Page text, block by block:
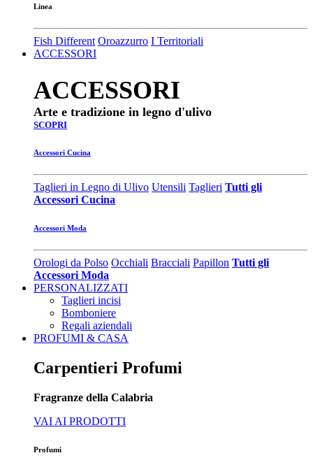
Linea
Fish Different Oroazzurro I Territoriali
ACCESSORI
ACCESSORI
Arte e tradizione in legno d'ulivo
SCOPRI
Accessori Cucina
Taglieri in Legno di Ulivo Utensili Taglieri Tutti gli
Accessori Cucina
Accessori Moda
Orologi da Polso Occhiali Bracciali Papillon Tutti gli
Accessori Moda
PERSONALIZZATI
Taglieri incisi
Bomboniere
Regali aziendali
PROFUMI & CASA
Carpentieri Profumi
Fragranze della Calabria
VAI AI PRODOTTI
Profumi